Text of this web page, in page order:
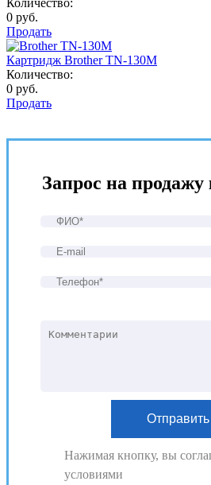
0 руб.
Продать
Картридж Brother TN-130M
Количество:
0 руб.
Продать
Запрос на
Нажимая кнопку, вы
условиями